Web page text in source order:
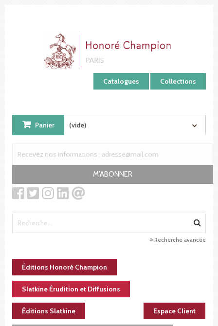
Catalogues Collections
Panier (vide)
M'ABONNER
Recherche avancée
Éditions Honoré Champion
Slatkine Érudition et Diffusions
Éditions Slatkine Espace Client